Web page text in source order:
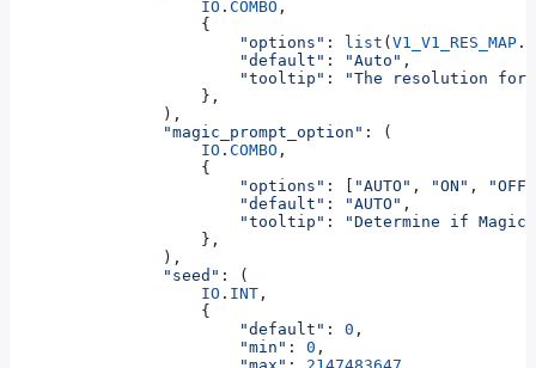
                    IO
. COMBO ,
                    {
                        "options"
: list ( V1_V1_RES_MAP
                        "default"
: "Auto" ,
                        "tooltip"
:
"The resolution for
                    },
                ),
                "magic_prompt_option"
: (
                    IO
. COMBO ,
                    {
                        "options"
: [ "AUTO" , "ON" ,
"OFF"
                        "default"
: "AUTO" ,
                        "tooltip"
:
"Determine if
                    },
                ),
                "seed"
: (
                    IO
. INT ,
                    {
                        "default"
: 0 ,
                        "min"
: 0 ,